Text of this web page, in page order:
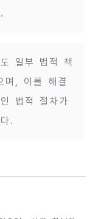
일부 법적 책
며, 이를 해결
법적 절차가
.